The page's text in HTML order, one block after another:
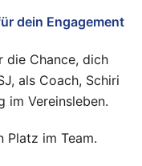
dein Engagement
die Chance, dich
als Coach, Schiri
im Vereinsleben.
Platz im Team.